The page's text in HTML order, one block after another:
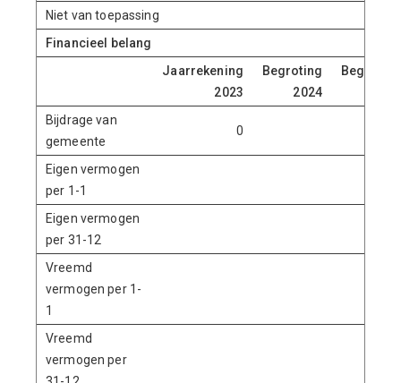
Niet van toepassing
Financieel belang
Jaarrekening
2023
Begroting
2024
Begroting
Bijdrage van
gemeente
0
Eigen vermogen
per 1-1
Eigen vermogen
per 31-12
Vreemd
vermogen per 1-
1
Vreemd
vermogen per